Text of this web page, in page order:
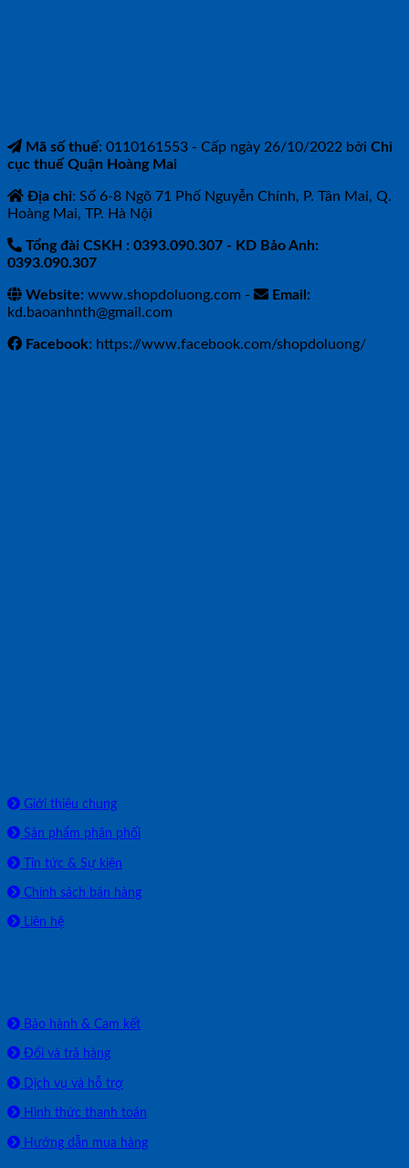
Mã số thuế: 0110161553 - Cấp ngày 26/10/2022 bởi Chi
cục thuế Quận Hoàng Mai
Địa chỉ: Số 6-8 Ngõ 71 Phố Nguyễn Chính, P. Tân Mai, Q.
Hoàng Mai, TP. Hà Nội
Tổng đài CSKH : 0393.090.307 - KD Bảo Anh:
0393.090.307
Website: www.shopdoluong.com -
Email:
kd.baoanhnth@gmail.com
Facebook: https://www.facebook.com/shopdoluong/
Giới thiệu chung
Sản phẩm phân phối
Tin tức & Sự kiện
Chính sách bán hàng
Liên hệ
Bảo hành & Cam kết
Đổi và trả hàng
Dịch vụ và hỗ trợ
Hình thức thanh toán
Hướng dẫn mua hàng